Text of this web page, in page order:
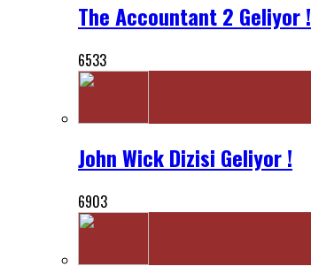
The Accountant 2 Geliyor !
6533
John Wick Dizisi Geliyor !
6903